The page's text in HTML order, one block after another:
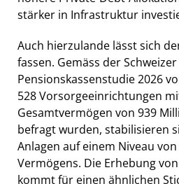
stärker in Infrastruktur
Auch hierzulande lässt sich
fassen. Gemäss der Schweizer
Pensionskassenstudie 2026
528 Vorsorgeeinrichtungen
Gesamtvermögen von 939
befragt wurden, stabilisieren
Anlagen auf einem Niveau
Vermögens. Die Erhebung
kommt für einen ähnlichen